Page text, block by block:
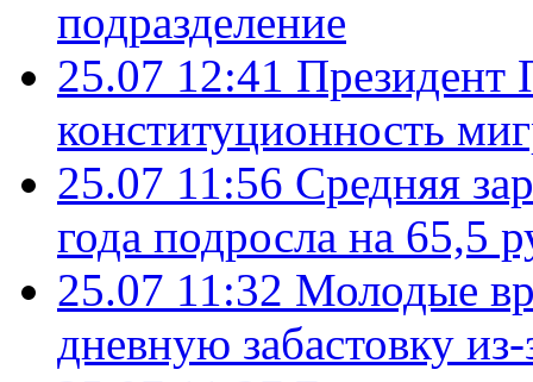
подразделение
25.07 12:41 Президент
конституционность
25.07 11:56 Средняя
года подросла на 65,5
25.07 11:32 Молодые
дневную забастовку